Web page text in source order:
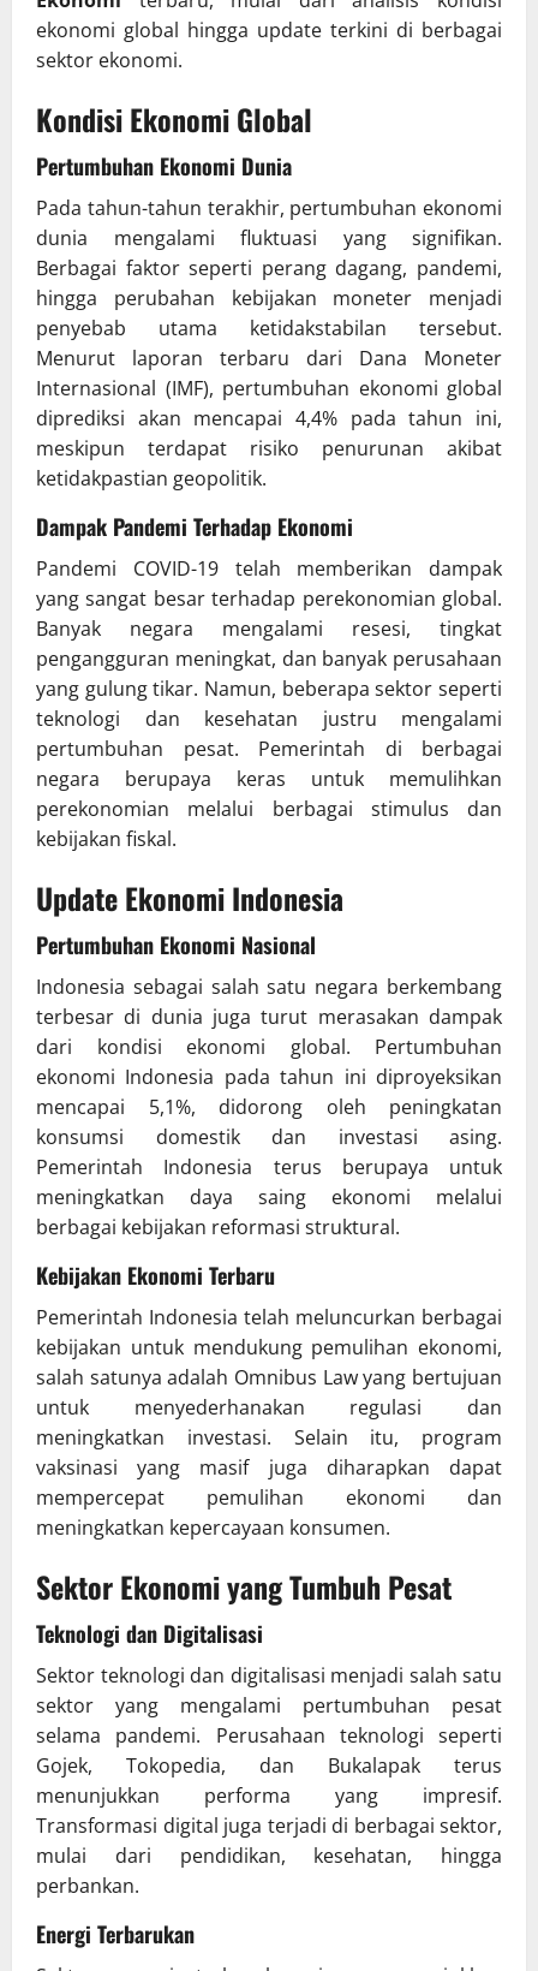
ekonomi global hingga update terkini di berbagai
sektor ekonomi.
Kondisi Ekonomi Global
Pertumbuhan Ekonomi Dunia
Pada tahun-tahun terakhir, pertumbuhan ekonomi
dunia mengalami fluktuasi yang signifikan.
Berbagai faktor seperti perang dagang, pandemi,
hingga perubahan kebijakan moneter menjadi
penyebab utama ketidakstabilan tersebut.
Menurut laporan terbaru dari Dana Moneter
Internasional (IMF), pertumbuhan ekonomi global
diprediksi akan mencapai 4,4% pada tahun ini,
meskipun terdapat risiko penurunan akibat
ketidakpastian geopolitik.
Dampak Pandemi Terhadap Ekonomi
Pandemi COVID-19 telah memberikan dampak
yang sangat besar terhadap perekonomian global.
Banyak negara mengalami resesi, tingkat
pengangguran meningkat, dan banyak perusahaan
yang gulung tikar. Namun, beberapa sektor seperti
teknologi dan kesehatan justru mengalami
pertumbuhan pesat. Pemerintah di berbagai
negara berupaya keras untuk memulihkan
perekonomian melalui berbagai stimulus dan
kebijakan fiskal.
Update Ekonomi Indonesia
Pertumbuhan Ekonomi Nasional
Indonesia sebagai salah satu negara berkembang
terbesar di dunia juga turut merasakan dampak
dari kondisi ekonomi global. Pertumbuhan
ekonomi Indonesia pada tahun ini diproyeksikan
mencapai 5,1%, didorong oleh peningkatan
konsumsi domestik dan investasi asing.
Pemerintah Indonesia terus berupaya untuk
meningkatkan daya saing ekonomi melalui
berbagai kebijakan reformasi struktural.
Kebijakan Ekonomi Terbaru
Pemerintah Indonesia telah meluncurkan berbagai
kebijakan untuk mendukung pemulihan ekonomi,
salah satunya adalah Omnibus Law yang bertujuan
untuk menyederhanakan regulasi dan
meningkatkan investasi. Selain itu, program
vaksinasi yang masif juga diharapkan dapat
mempercepat pemulihan ekonomi dan
meningkatkan kepercayaan konsumen.
Sektor Ekonomi yang Tumbuh Pesat
Teknologi dan Digitalisasi
Sektor teknologi dan digitalisasi menjadi salah satu
sektor yang mengalami pertumbuhan pesat
selama pandemi. Perusahaan teknologi seperti
Gojek, Tokopedia, dan Bukalapak terus
menunjukkan performa yang impresif.
Transformasi digital juga terjadi di berbagai sektor,
mulai dari pendidikan, kesehatan, hingga
perbankan.
Energi Terbarukan